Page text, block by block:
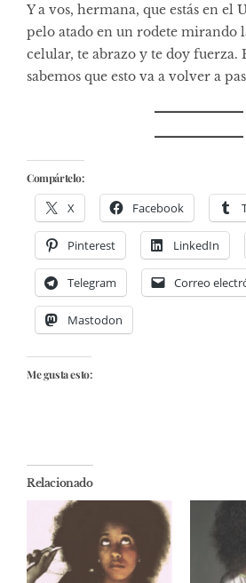
Y a vos, hermana, que estás en el
pelo atado en un rodete mirando
celular, te abrazo y te doy fuerza.
sabemos que esto va a volver a
Compártelo:
X Facebook
Pinterest LinkedIn
Telegram Correo
Mastodon
Me gusta esto:
Relacionado